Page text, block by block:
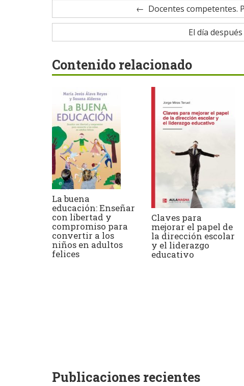
Docentes competentes.
El día
Contenido relacionado
La buena
educación: Enseñar
con libertad y
compromiso para
convertir a los
niños en adultos
felices
Claves para
mejorar el papel de
la dirección escolar
y el liderazgo
educativo
Publicaciones recientes